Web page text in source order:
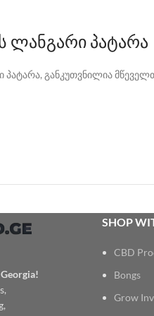
ლანგარი პატარა
განკუთვნილია
SHOP
CBD
Bongs
Grow